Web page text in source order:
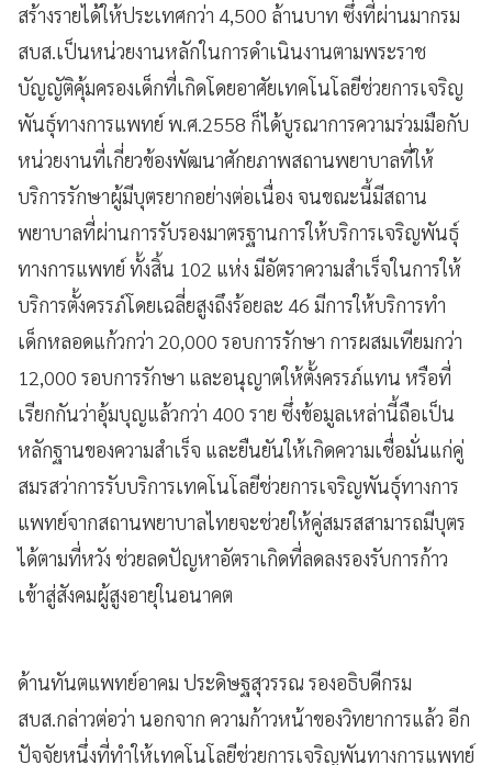
สร้างรายได้ให้ประเทศกว่า 4,500 ล้านบาท ซึ่งที่ผ่านมากรม
สบส.เป็นหน่วยงานหลักในการดำเนินงานตามพระราช
บัญญัติคุ้มครองเด็กที่เกิดโดยอาศัยเทคโนโลยีช่วยการเจริญ
พันธุ์ทางการแพทย์ พ.ศ.2558 ก็ได้บูรณาการความร่วมมือกับ
หน่วยงานที่เกี่ยวข้องพัฒนาศักยภาพสถานพยาบาลที่ให้
บริการรักษาผู้มีบุตรยากอย่างต่อเนื่อง จนขณะนี้มีสถาน
พยาบาลที่ผ่านการรับรองมาตรฐานการให้บริการเจริญพันธุ์
ทางการแพทย์ ทั้งสิ้น 102 แห่ง มีอัตราความสำเร็จในการให้
บริการตั้งครรภ์โดยเฉลี่ยสูงถึงร้อยละ 46 มีการให้บริการทำ
เด็กหลอดแก้วกว่า 20,000 รอบการรักษา การผสมเทียมกว่า
12,000 รอบการรักษา และอนุญาตให้ตั้งครรภ์แทน หรือที่
เรียกกันว่าอุ้มบุญแล้วกว่า 400 ราย ซึ่งข้อมูลเหล่านี้ถือเป็น
หลักฐานของความสำเร็จ และยืนยันให้เกิดความเชื่อมั่นแก่คู่
สมรสว่าการรับบริการเทคโนโลยีช่วยการเจริญพันธุ์ทางการ
แพทย์จากสถานพยาบาลไทยจะช่วยให้คู่สมรสสามารถมีบุตร
ได้ตามที่หวัง ช่วยลดปัญหาอัตราเกิดที่ลดลงรองรับการก้าว
เข้าสู่สังคมผู้สูงอายุในอนาคต
ด้านทันตแพทย์อาคม ประดิษฐสุวรรณ รองอธิบดีกรม
สบส.กล่าวต่อว่า นอกจาก ความก้าวหน้าของวิทยาการแล้ว อีก
ปัจจัยหนึ่งที่ทำให้เทคโนโลยีช่วยการเจริญพันทางการแพทย์